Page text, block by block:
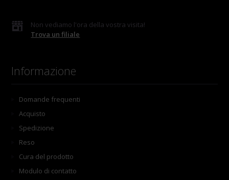
Non vediamo l'ora della vostra visita!
Trova un filiale
Informazione
Domande frequenti
Acquisto
Spedizione
Reso
Cura del prodotto
Modulo di contatto